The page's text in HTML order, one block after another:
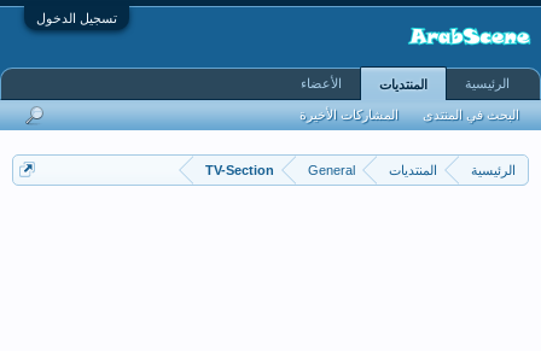
تسجيل الدخول
الرئيسية المنتديات General
TV-Section
الرئيسية المنتديات
البحث في المنتدى المشاركات الأخيرة
الأعضاء